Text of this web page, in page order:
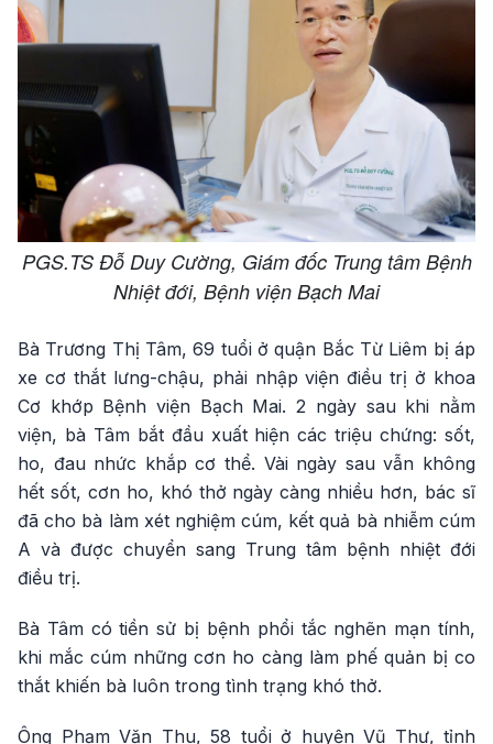
PGS.TS Đỗ Duy Cường, Giám đốc Trung tâm Bệnh
Nhiệt đới, Bệnh viện Bạch Mai
Bà Trương Thị Tâm, 69 tuổi ở quận Bắc Từ Liêm bị áp
xe cơ thắt lưng-chậu, phải nhập viện điều trị ở khoa
Cơ khớp Bệnh viện Bạch Mai. 2 ngày sau khi nằm
viện, bà Tâm bắt đầu xuất hiện các triệu chứng: sốt,
ho, đau nhức khắp cơ thể. Vài ngày sau vẫn không
hết sốt, cơn ho, khó thở ngày càng nhiều hơn, bác sĩ
đã cho bà làm xét nghiệm cúm, kết quả bà nhiễm cúm
A và được chuyển sang Trung tâm bệnh nhiệt đới
điều trị.
Bà Tâm có tiền sử bị bệnh phổi tắc nghẽn mạn tính,
khi mắc cúm những cơn ho càng làm phế quản bị co
thắt khiến bà luôn trong tình trạng khó thở.
Ông Phạm Văn Thu, 58 tuổi ở huyện Vũ Thư, tỉnh